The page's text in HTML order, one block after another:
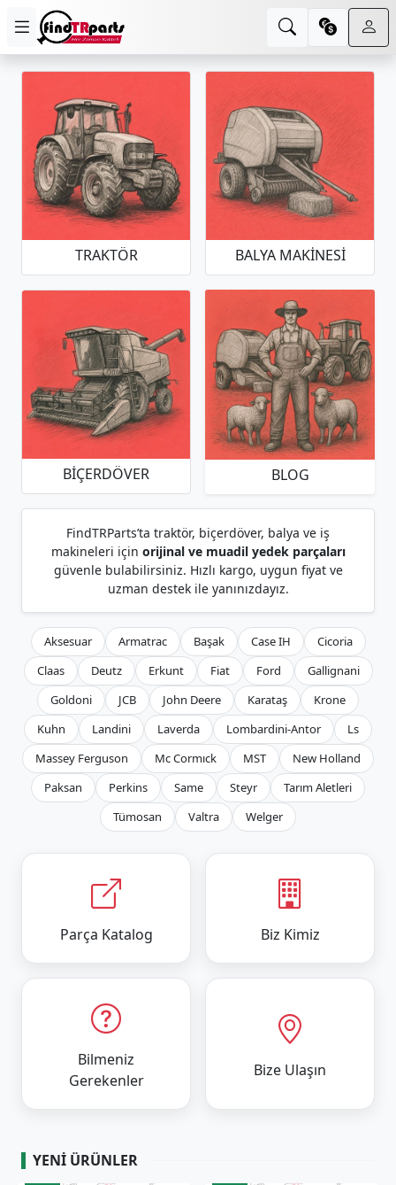
TRAKTÖR BALYA MAKINESI
BIÇERDÖVER BLOG
FindTRParts’ta traktör, biçerdöver, balya ve iş
makineleri için orijinal ve muadil yedek parçaları
güvenle bulabilirsiniz. Hızlı kargo, uygun fiyat ve
uzman destek ile yanınızdayız.
Aksesuar Armatrac Başak Case IH
Cicoria
Claas
Deutz Erkunt Fiat Ford
Gallignani
Goldoni
JCB John Deere Karataş
Krone
Kuhn
Landini Laverda Lombardini-Antor
Ls
Massey Ferguson
Mc Cormıck MST
New Holland
Paksan
Perkins Same Steyr
Tarım Aletleri
Tümosan
Valtra Welger
Parça Katalog Biz Kimiz
Bilmeniz
Gerekenler
Bize Ulaşın
YENI ÜRÜNLER